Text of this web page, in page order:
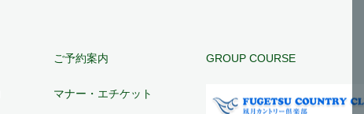
ご予約案内
マナー・エチケット
GROUP COURSE